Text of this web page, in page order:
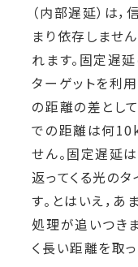
（内部遅延）は
まり依存しませ
れます。固定遅
ターゲットを利
の距離の差とし
での距離は何
せん。固定遅延
返ってくる光の
す。とはいえ，
処理が追いつき
く長い距離を取